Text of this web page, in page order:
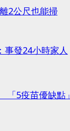
2公尺也能掃
發24小時家人
5疫苗優缺點」